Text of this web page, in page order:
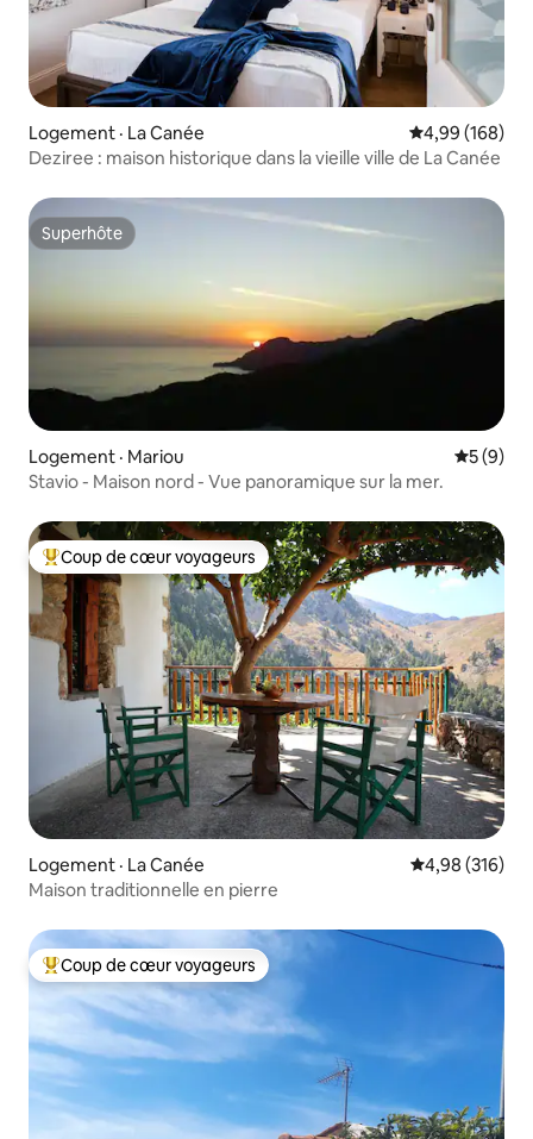
Logement · La Canée Note
4,99 (168)
Deziree : maison historique dans la vieille ville de La Canée
Superhôte
Superhôte
Logement · Mariou Note
5 (9)
Stavio - Maison nord - Vue panoramique sur la mer.
Coup de cœur voyageurs parmi les plus aimés
Coup de cœur voyageurs
Logement · La Canée Note
4,98 (316)
Maison traditionnelle en pierre
Coup de cœur voyageurs parmi les plus aimés
Coup de cœur voyageurs